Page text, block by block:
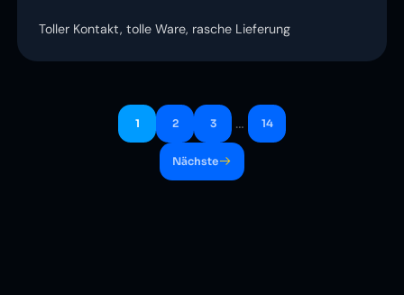
Toller Kontakt, tolle Ware, rasche Lieferung
1 2 3 … 14
Nächste